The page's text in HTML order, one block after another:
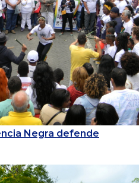
Negra defende